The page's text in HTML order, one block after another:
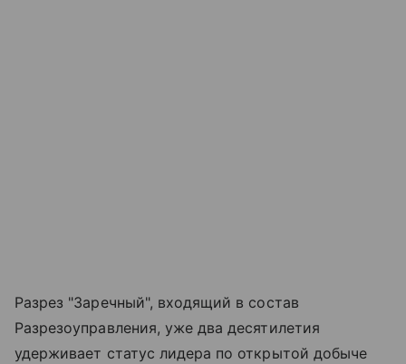
Разрез "Заречный", входящий в состав
Разрезоуправления, уже два десятилетия
удерживает статус лидера по открытой добыче